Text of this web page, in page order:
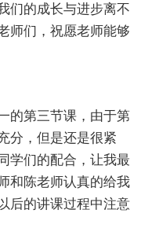
们的成长与进步离不
师们，祝愿老师能够
的第三节课，由于第
分，但是还是很紧
学们的配合，让我最
和陈老师认真的给我
后的讲课过程中注意